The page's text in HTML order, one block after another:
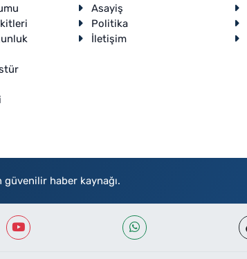
Asayiş
Politika
İletişim
güvenilir haber kaynağı.